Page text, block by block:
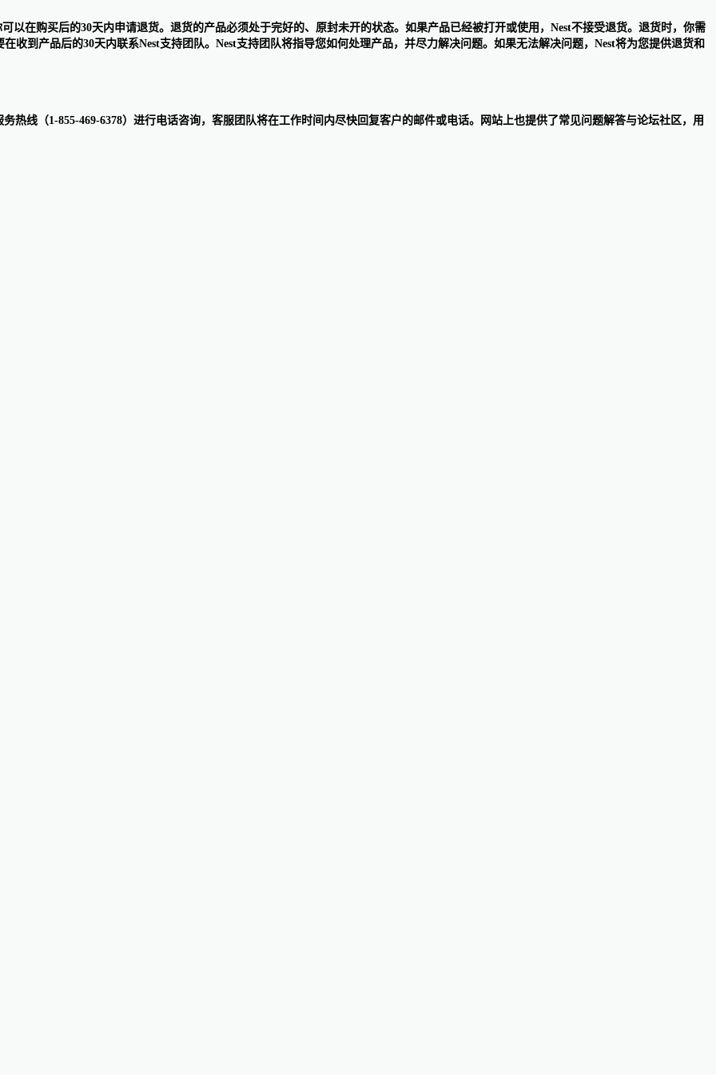
以在购买后的30天内申请退货。退货的产品必须处于完好的、原封未开的状态。如果产品已经被打开或使用，Nest不接受退货。退货时，你需
收到产品后的30天内联系Nest支持团队。Nest支持团队将指导您如何处理产品，并尽力解决问题。如果无法解决问题，Nest将为您提供退货和
热线（1-855-469-6378）进行电话咨询，客服团队将在工作时间内尽快回复客户的邮件或电话。网站上也提供了常见问题解答与论坛社区，用